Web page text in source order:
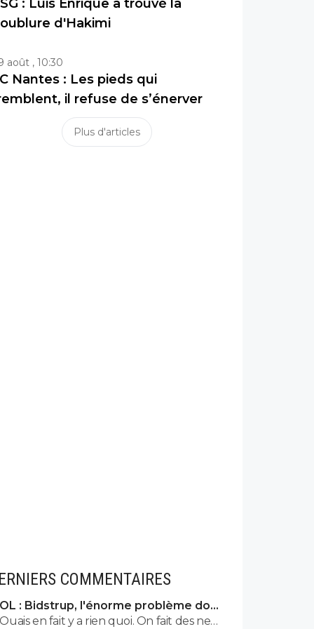
: Luis Enrique a trouvé la
d'Hakimi
août , 10:30
Nantes : Les pieds qui
il refuse de s’énerver
Plus d'articles
COMMENTAIRES
OL : Bidstrup, l'énorme problème dont
personne n'ose parler
Ouais en fait y a rien quoi. On fait des news